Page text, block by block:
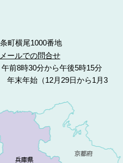
町横尾1000番地
メールでの問合せ
前8時30分から午後5時15分
年末年始（12月29日から1月3